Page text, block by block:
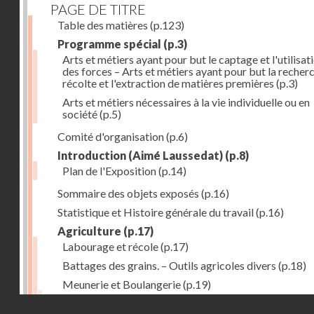
PAGE DE TITRE
Table des matières (p.123)
Programme spécial (p.3)
Arts et métiers ayant pour but le captage et
des forces – Arts et métiers ayant pour but la
récolte et l'extraction de matières premières (p.3)
Arts et métiers nécessaires à la vie individuelle ou en
société(p.5)
Comité d'organisation(p.6)
Introduction (Aimé Laussedat) (p.8)
Plan de l'Exposition(p.14)
Sommaire des objets exposés (p.16)
Statistique et Histoire générale du travail(p.16)
Agriculture (p.17)
Labourage et récole(p.17)
Battages des grains. – Outils agricoles divers (p.18)
Meunerie et Boulangerie(p.19)